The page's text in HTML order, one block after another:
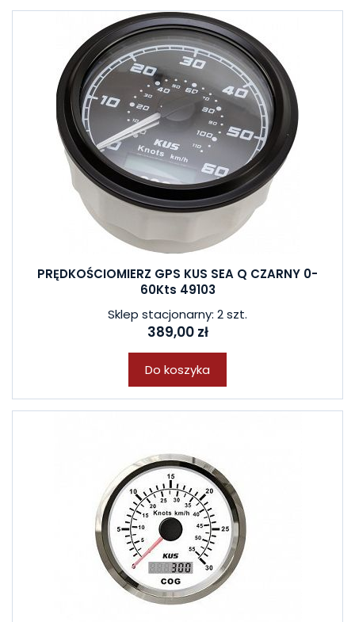
PRĘDKOŚCIOMIERZ GPS KUS SEA Q CZARNY 0-
60Kts 49103
Sklep stacjonarny: 2 szt.
389,00 zł
Do koszyka